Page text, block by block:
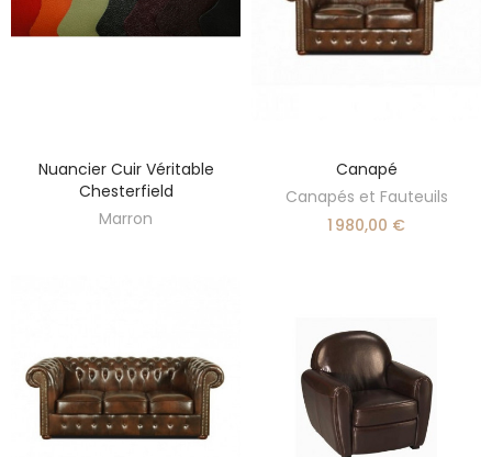
DÉCOUVRIR
Nuancier Cuir Véritable
Chesterfield
Marron
AJOUTER AU PANIER
Canapé
Canapés et Fauteuils
1 980,00 €